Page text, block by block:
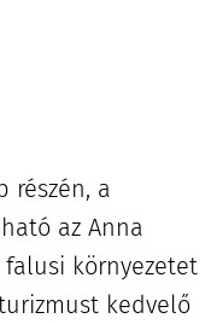
részén, a
az Anna
falusi környezetet
kedvelő